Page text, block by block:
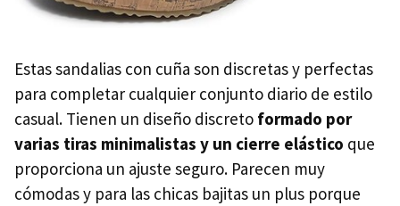
Estas sandalias con cuña son discretas y perfectas
para completar cualquier conjunto diario de estilo
casual. Tienen un diseño discreto formado por
varias tiras minimalistas y un cierre elástico que
proporciona un ajuste seguro. Parecen muy
cómodas y para las chicas bajitas un plus porque